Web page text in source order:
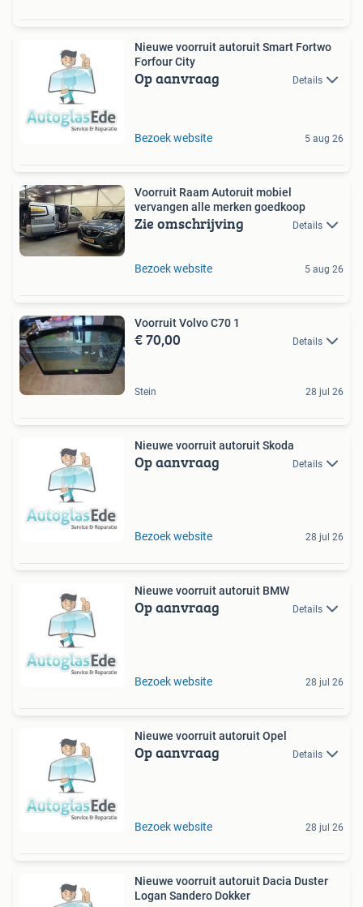
Nieuwe voorruit autoruit Smart Fortwo
Forfour City
Op aanvraag Details
Bezoek website 5 aug 26
Voorruit Raam Autoruit mobiel
vervangen alle merken goedkoop
Zie omschrijving Details
Bezoek website 5 aug 26
Voorruit Volvo C70 1
€ 70,00 Details
Stein 28 jul 26
Nieuwe voorruit autoruit Skoda
Op aanvraag Details
Bezoek website 28 jul 26
Nieuwe voorruit autoruit BMW
Op aanvraag Details
Bezoek website 28 jul 26
Nieuwe voorruit autoruit Opel
Op aanvraag Details
Bezoek website 28 jul 26
Nieuwe voorruit autoruit Dacia Duster
Logan Sandero Dokker